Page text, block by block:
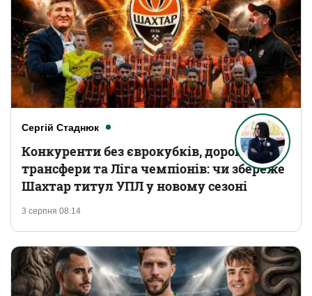
Сергій Стаднюк
3 серпня 08:14
Конкуренти без єврокубків, дорогі
трансфери та Ліга чемпіонів: чи збереже
Шахтар титул УПЛ у новому сезоні